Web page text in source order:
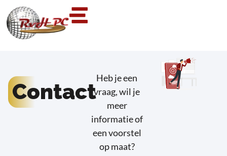
Contact
Heb je een
vraag, wil je
meer
informatie of
een voorstel
op maat?